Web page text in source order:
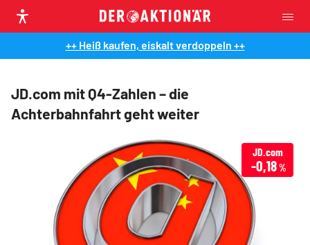
++ Heiß kaufen, eiskalt verdoppeln ++
JD.com mit Q4-Zahlen – die
Achterbahnfahrt geht weiter
JD.com
-0,18%